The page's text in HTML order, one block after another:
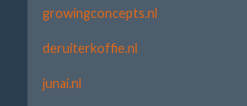
growingconcepts.nl
deruiterkoffie.nl
junai.nl